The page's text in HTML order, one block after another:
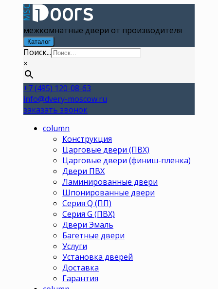
межкомнатные двери от производителя
Каталог
Поиск...
×
+7 (495) 120-08-63
info@dvery-moscow.ru
заказать звонок
column
Конструкция
Царговые двери (ПВХ)
Царговые двери (финиш-пленка)
Двери ПВХ
Ламинированные двери
Шпонированные двери
Серия Q (ПП)
Серия G (ПВХ)
Двери Эмаль
Багетные двери
Услуги
Установка дверей
Доставка
Гарантия